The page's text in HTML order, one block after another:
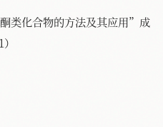
类化合物的方法及其应用”成